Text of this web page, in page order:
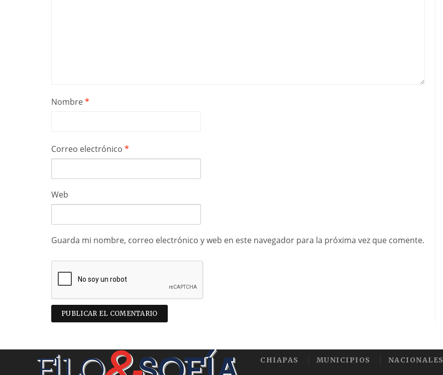
Nombre*
Correo electrónico *
Web
Guarda mi nombre, correo electrónico y web en este navegador para la próxima vez que comente.
CHIAPAS MUNICIPIOS NACIONALES